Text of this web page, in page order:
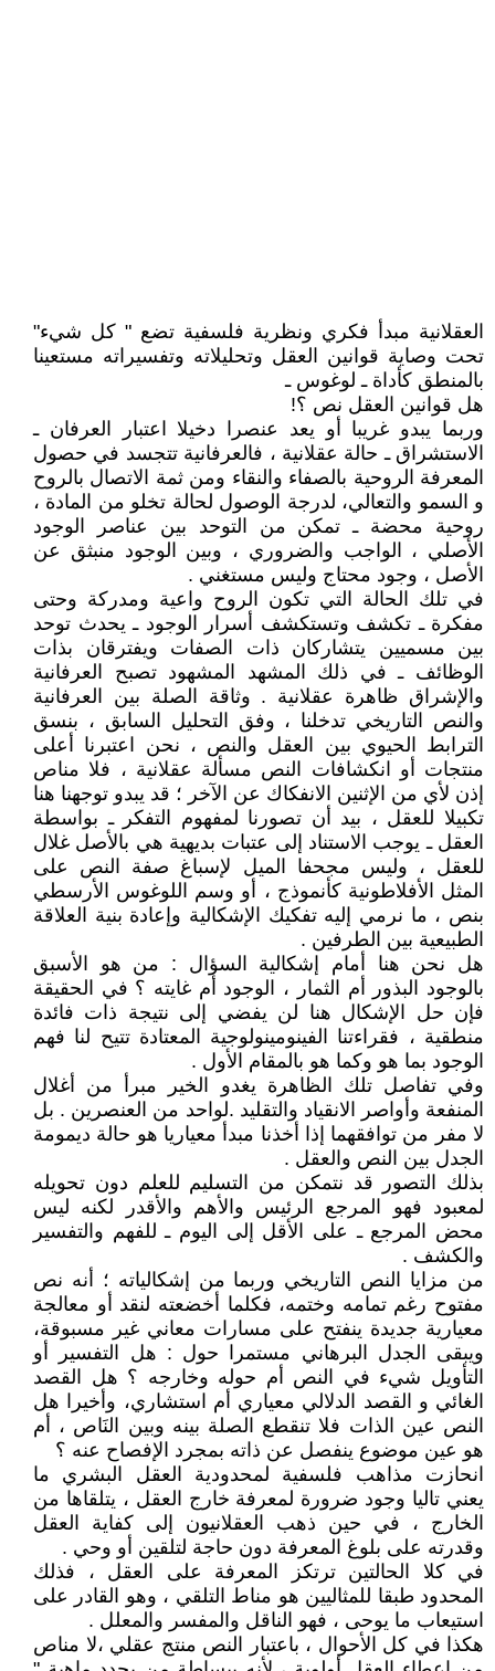
العقلانية مبدأ فكري ونظرية فلسفية تضع " كل شيء"
تحت وصاية قوانين العقل وتحليلاته وتفسيراته مستعينا
بالمنطق كأداة ـ لوغوس ـ
هل قوانين العقل نص ؟!
وربما يبدو غريبا أو يعد عنصرا دخيلا اعتبار العرفان ـ
الاستشراق ـ حالة عقلانية ، فالعرفانية تتجسد في حصول
المعرفة الروحية بالصفاء والنقاء ومن ثمة الاتصال بالروح
و السمو والتعالي، لدرجة الوصول لحالة تخلو من المادة ،
روحية محضة ـ تمكن من التوحد بين عناصر الوجود
الأصلي ، الواجب والضروري ، وبين الوجود منبثق عن
الأصل ، وجود محتاج وليس مستغني .
في تلك الحالة التي تكون الروح واعية ومدركة وحتى
مفكرة ـ تكشف وتستكشف أسرار الوجود ـ يحدث توحد
بين مسميين يتشاركان ذات الصفات ويفترقان بذات
الوظائف ـ في ذلك المشهد المشهود تصبح العرفانية
والإشراق ظاهرة عقلانية . وثاقة الصلة بين العرفانية
والنص التاريخي تدخلنا ، وفق التحليل السابق ، بنسق
الترابط الحيوي بين العقل والنص ، نحن اعتبرنا أعلى
منتجات أو انكشافات النص مسألة عقلانية ، فلا مناص
إذن لأي من الإثنين الانفكاك عن الآخر ؛ قد يبدو توجهنا هنا
تكبيلا للعقل ، بيد أن تصورنا لمفهوم التفكر ـ بواسطة
العقل ـ يوجب الاستناد إلى عتبات بديهية هي بالأصل غلال
للعقل ، وليس مجحفا الميل لإسباغ صفة النص على
المثل الأفلاطونية كأنموذج ، أو وسم اللوغوس الأرسطي
بنص ، ما نرمي إليه تفكيك الإشكالية وإعادة بنية العلاقة
الطبيعية بين الطرفين .
هل نحن هنا أمام إشكالية السؤال : من هو الأسبق
بالوجود البذور أم الثمار ، الوجود أم غايته ؟ في الحقيقة
فإن حل الإشكال هنا لن يفضي إلى نتيجة ذات فائدة
منطقية ، فقراءتنا الفينومينولوجية المعتادة تتيح لنا فهم
الوجود بما هو وكما هو بالمقام الأول .
وفي تفاصل تلك الظاهرة يغدو الخير مبرأ من أغلال
المنفعة وأواصر الانقياد والتقليد .لواحد من العنصرين . بل
لا مفر من توافقهما إذا أخذنا مبدأ معياريا هو حالة ديمومة
الجدل بين النص والعقل .
بذلك التصور قد نتمكن من التسليم للعلم دون تحويله
لمعبود فهو المرجع الرئيس والأهم والأقدر لكنه ليس
محض المرجع ـ على الأقل إلى اليوم ـ للفهم والتفسير
والكشف .
من مزايا النص التاريخي وربما من إشكالياته ؛ أنه نص
مفتوح رغم تمامه وختمه، فكلما أخضعته لنقد أو معالجة
معيارية جديدة ينفتح على مسارات معاني غير مسبوقة،
ويبقى الجدل البرهاني مستمرا حول : هل التفسير أو
التأويل شيء في النص أم حوله وخارجه ؟ هل القصد
الغائي و القصد الدلالي معياري أم استشاري، وأخيرا هل
النص عين الذات فلا تنقطع الصلة بينه وبين النَاص ، أم
هو عين موضوع ينفصل عن ذاته بمجرد الإفصاح عنه ؟
انحازت مذاهب فلسفية لمحدودية العقل البشري ما
يعني تاليا وجود ضرورة لمعرفة خارج العقل ، يتلقاها من
الخارج ، في حين ذهب العقلانيون إلى كفاية العقل
وقدرته على بلوغ المعرفة دون حاجة لتلقين أو وحي .
في كلا الحالتين ترتكز المعرفة على العقل ، فذلك
المحدود طبقا للمثاليين هو مناط التلقي ، وهو القادر على
استيعاب ما يوحى ، فهو الناقل والمفسر والمعلل .
هكذا في كل الأحوال ، باعتبار النص منتج عقلي ،لا مناص